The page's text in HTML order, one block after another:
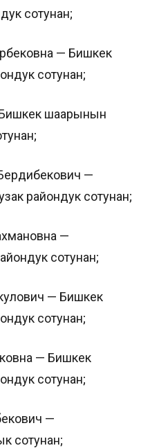
сотунан;
— Бишкек
сотунан;
шаарынын
—
райондук сотунан;
—
сотунан;
— Бишкек
сотунан;
— Бишкек
сотунан;
—
сотунан;